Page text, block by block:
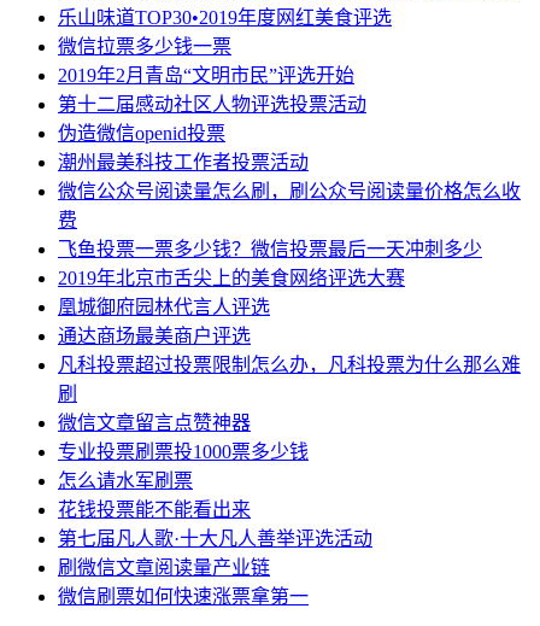
乐山味道TOP30•2019年度网红美食评选
微信拉票多少钱一票
2019年2月青岛“文明市民”评选开始
第十二届感动社区人物评选投票活动
伪造微信openid投票
潮州最美科技工作者投票活动
微信公众号阅读量怎么刷，刷公众号阅读量价格怎么收
费
飞鱼投票一票多少钱？微信投票最后一天冲刺多少
2019年北京市舌尖上的美食网络评选大赛
凰城御府园林代言人评选
通达商场最美商户评选
凡科投票超过投票限制怎么办，凡科投票为什么那么难
刷
微信文章留言点赞神器
专业投票刷票投1000票多少钱
怎么请水军刷票
花钱投票能不能看出来
第七届凡人歌·十大凡人善举评选活动
刷微信文章阅读量产业链
微信刷票如何快速涨票拿第一